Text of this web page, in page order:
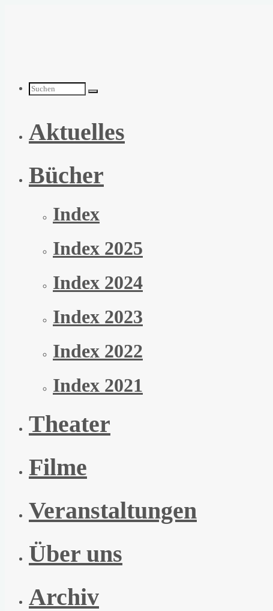
Suchen
nach:
Aktuelles
Bücher
Index
Index 2025
Index 2024
Index 2023
Index 2022
Index 2021
Theater
Filme
Veranstaltungen
Über uns
Archiv